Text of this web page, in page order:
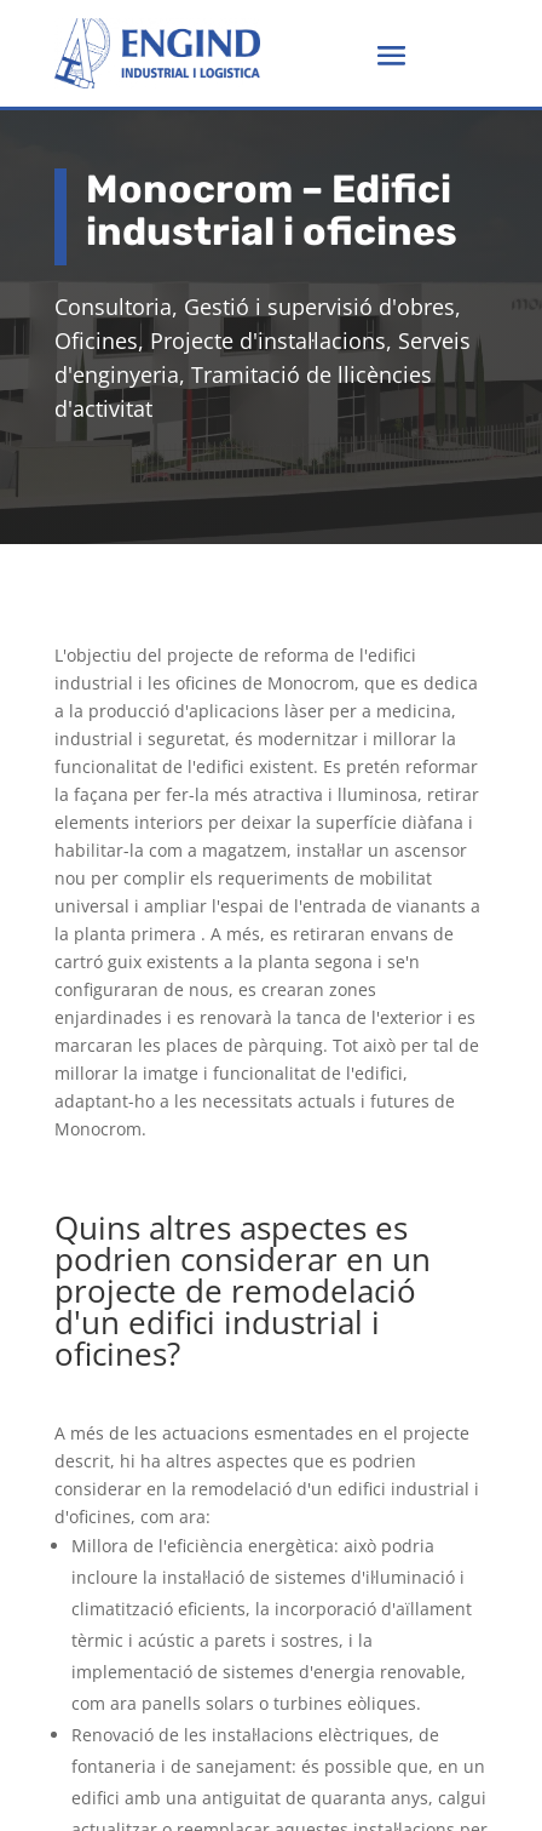
Monocrom – Edifici
industrial i oficines
Consultoria, Gestió i supervisió d'obres,
Oficines, Projecte d'instal·lacions, Serveis
d'enginyeria, Tramitació de llicències
d'activitat
L'objectiu del projecte de reforma de l'edifici
industrial i les oficines de Monocrom, que es dedica
a la producció d'aplicacions làser per a medicina,
industrial i seguretat, és modernitzar i millorar la
funcionalitat de l'edifici existent. Es pretén reformar
la façana per fer-la més atractiva i lluminosa, retirar
elements interiors per deixar la superfície diàfana i
habilitar-la com a magatzem, instal·lar un ascensor
nou per complir els requeriments de mobilitat
universal i ampliar l'espai de l'entrada de vianants a
la planta primera . A més, es retiraran envans de
cartró guix existents a la planta segona i se'n
configuraran de nous, es crearan zones
enjardinades i es renovarà la tanca de l'exterior i es
marcaran les places de pàrquing. Tot això per tal de
millorar la imatge i funcionalitat de l'edifici,
adaptant-ho a les necessitats actuals i futures de
Monocrom.
Quins altres aspectes es
podrien considerar en un
projecte de remodelació
d'un edifici industrial i
oficines?
A més de les actuacions esmentades en el projecte
descrit, hi ha altres aspectes que es podrien
considerar en la remodelació d'un edifici industrial i
d'oficines, com ara:
Millora de l'eficiència energètica: això podria
incloure la instal·lació de sistemes d'il·luminació i
climatització eficients, la incorporació d'aïllament
tèrmic i acústic a parets i sostres, i la
implementació de sistemes d'energia renovable,
com ara panells solars o turbines eòliques.
Renovació de les instal·lacions elèctriques, de
fontaneria i de sanejament: és possible que, en un
edifici amb una antiguitat de quaranta anys, calgui